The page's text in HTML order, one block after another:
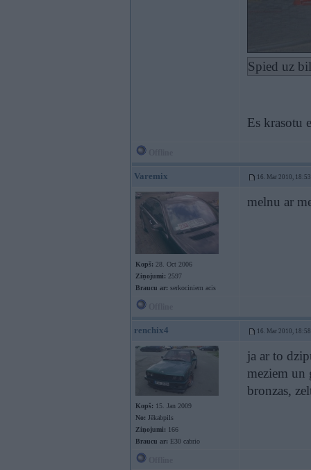
Spied uz
Es krasotu
Varemix 16. Mar 2010, 18:53
Kopš: 28. Oct 2006
Ziņojumi: 2597
Braucu ar: serkociniem acis
melnu ar
renchix4 16. Mar 2010, 18:58
Kopš: 15. Jan 2009
No: Jēkabpils
Ziņojumi: 166
Braucu ar: E30 cabrio
ja ar to
meziem un
bronzas,